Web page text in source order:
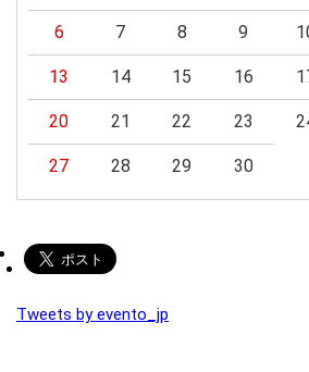
6 7 8 9
13 14 15 16
20 21 22 23
27 28 29 30
Tweets by evento_jp